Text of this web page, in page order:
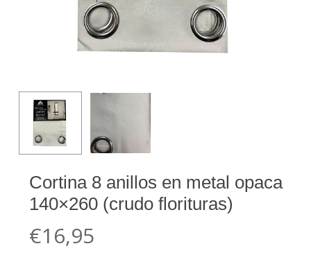
Cortina 8 anillos en metal opaca
140×260 (crudo florituras)
€16,95